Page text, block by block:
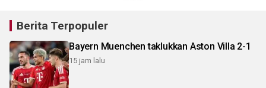
Berita Terpopuler
Bayern Muenchen taklukkan Aston Villa 2-1
15 jam lalu